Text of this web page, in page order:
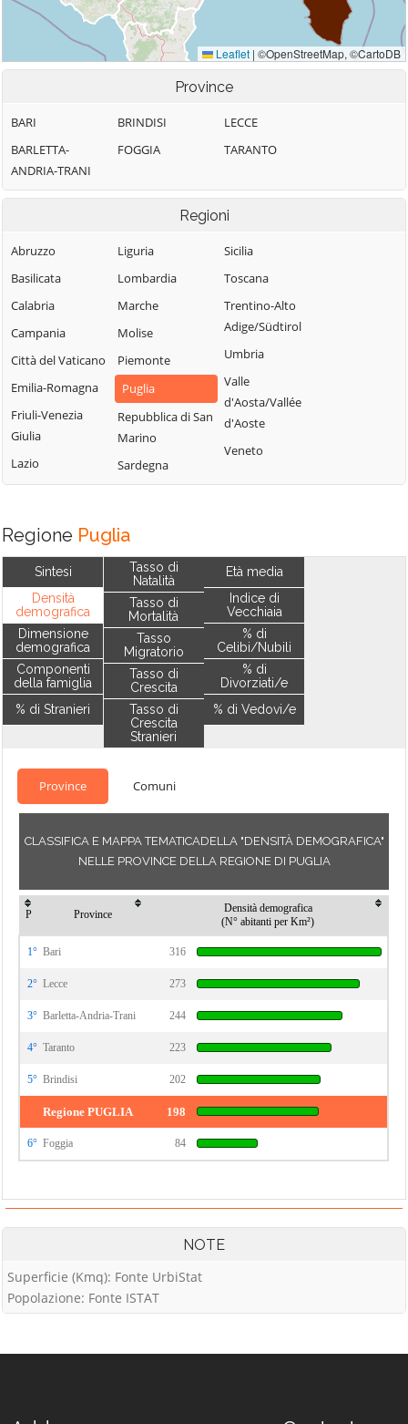
Province
BARI
BARLETTA-
ANDRIA-TRANI
BRINDISI
FOGGIA
LECCE
TARANTO
Regioni
Abruzzo
Basilicata
Calabria
Campania
Città del Vaticano
Emilia-Romagna
Friuli-Venezia
Giulia
Lazio
Liguria
Lombardia
Marche
Molise
Piemonte
Puglia
Repubblica di San
Marino
Sardegna
Sicilia
Toscana
Trentino-Alto
Adige/Südtirol
Umbria
Valle
d'Aosta/Vallée
d'Aoste
Veneto
Regione Puglia
Sintesi
Densità
demografica
Dimensione
demografica
Componenti
della famiglia
% di Stranieri
Tasso di
Natalità
Tasso di
Mortalità
Tasso
Migratorio
Tasso di
Crescita
Tasso di
Crescita
Stranieri
Età media
Indice di
Vecchiaia
% di
Celibi/Nubili
% di
Divorziati/e
% di Vedovi/e
Province Comuni
CLASSIFICA E MAPPA TEMATICADELLA "DENSITÀ DEMOGRAFICA"
NELLE PROVINCE DELLA REGIONE DI PUGLIA
P Province
Densità demografica
(N° abitanti per Km²)
1° Bari 316
2° Lecce 273
3° Barletta-Andria-Trani 244
4° Taranto 223
5° Brindisi 202
Regione PUGLIA 198
6° Foggia 84
NOTE
Superficie (Kmq): Fonte UrbiStat
Popolazione: Fonte ISTAT